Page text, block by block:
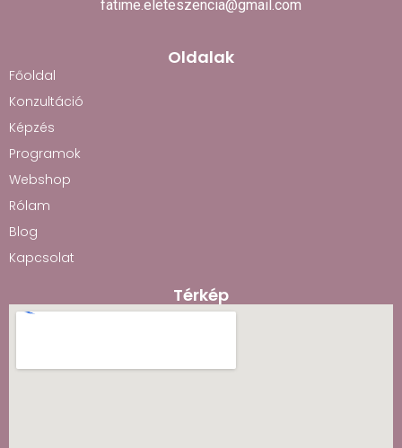
fatime.eleteszencia@gmail.com
Oldalak
Főoldal
Konzultáció
Képzés
Programok
Webshop
Rólam
Blog
Kapcsolat
Térkép